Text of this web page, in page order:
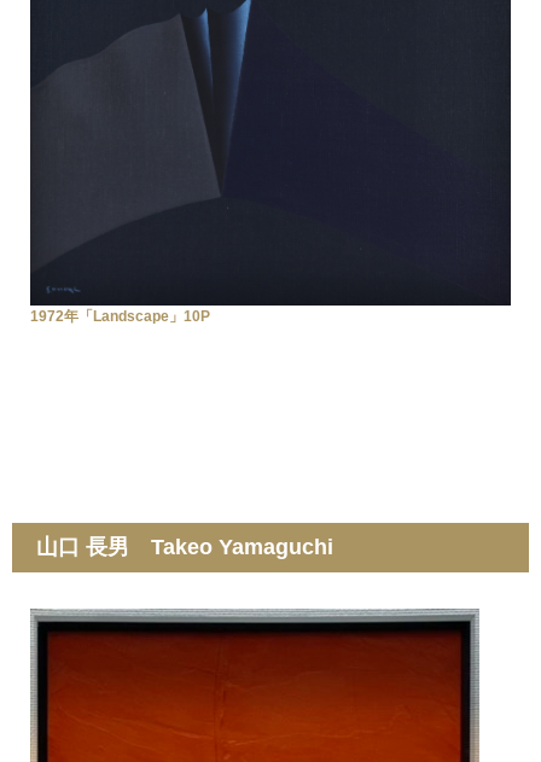
1972年「Landscape」10P
山口 長男 Takeo Yamaguchi